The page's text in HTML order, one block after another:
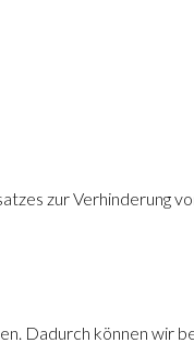
zur Verhinderung
Dadurch können wir